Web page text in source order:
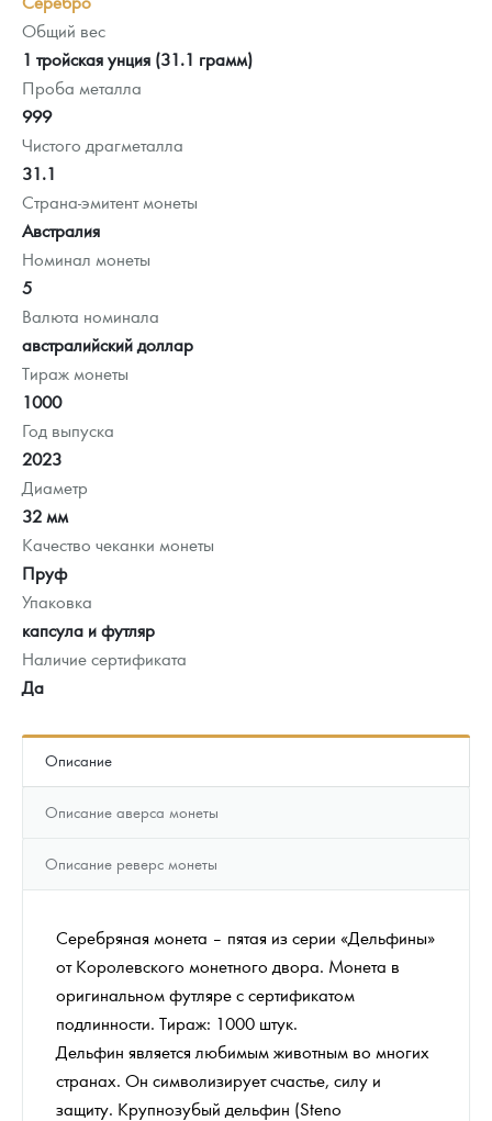
Общий вес
1 тройская унция (31.1 грамм)
Проба металла
999
Чистого драгметалла
31.1
Страна-эмитент монеты
Австралия
Номинал монеты
5
Валюта номинала
австралийский доллар
Тираж монеты
1000
Год выпуска
2023
Диаметр
32 мм
Качество чеканки монеты
Пруф
Упаковка
капсула и футляр
Наличие сертификата
Да
Описание
Описание аверса монеты
Описание реверс монеты
Серебряная монета – пятая из серии «Дельфины»
от Королевского монетного двора. Монета в
оригинальном футляре с сертификатом
подлинности. Тираж: 1000 штук.
Дельфин является любимым животным во многих
странах. Он символизирует счастье, силу и
защиту. Крупнозубый дельфин (Steno